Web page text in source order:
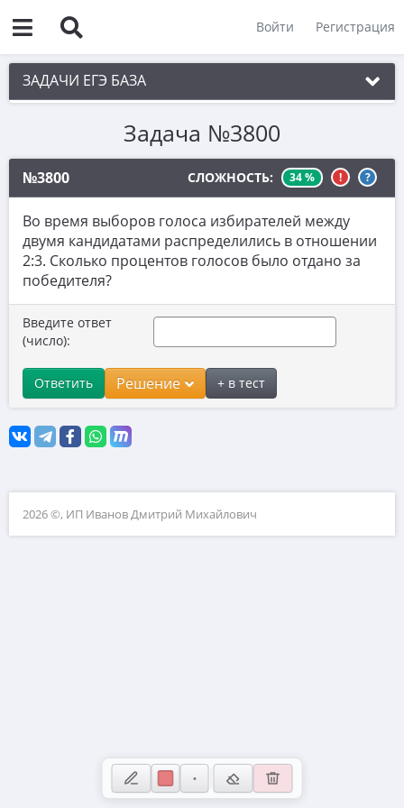
Войти Регистрация
ЗАДАЧИ ЕГЭ БАЗА
1. Простые текстовые задачи
2. Величины и значения
3. Графики, диаграммы, таблицы
4. Вычисления по формуле
5. Теория вероятностей
6. Выбор подходящих вариантов
7. Функции и производные
9. Фигуры на квадратной решетке.
10. Прикладные задачи по планиметрии
12. Планиметрия
13. Стереометрия
20. Текстовые задачи
21. Нестандартные задачи
Задача №3800
№3800 СЛОЖНОСТЬ: 34 % ! ?
Во время выборов голоса избирателей между
двумя кандидатами распределились в отношении
2:3. Сколько процентов голосов было отдано за
победителя?
Введите ответ
(число):
Ответить Решение + в тест
2026 ©, ИП Иванов Дмитрий Михайлович